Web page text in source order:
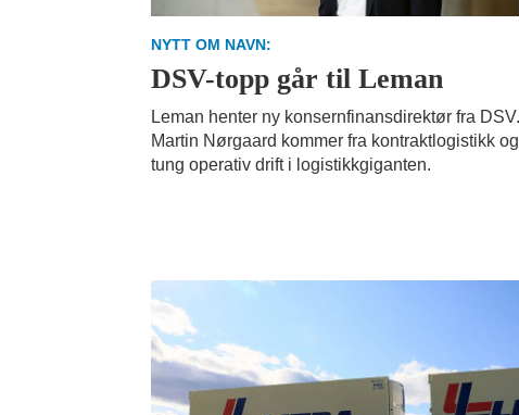
NYTT OM NAVN:
DSV-topp går til Leman
Leman henter ny konsernfinansdirektør fra DSV.
Martin Nørgaard kommer fra kontraktlogistikk og
tung operativ drift i logistikkgiganten.